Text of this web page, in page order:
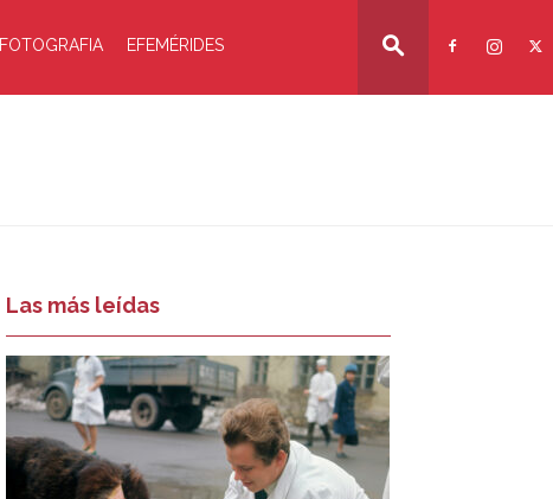
FOTOGRAFIA EFEMÉRIDES
Las más leídas